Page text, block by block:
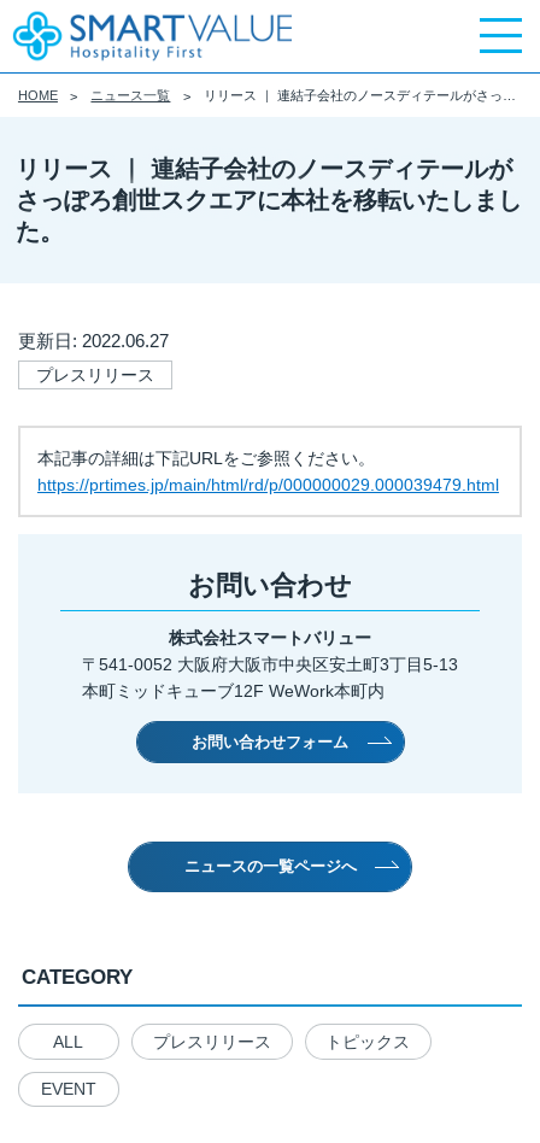
HOME ニュース一覧
リリース ｜ 連結子会社のノースディテールが
さっぽろ創世スクエアに本社を移転いたしまし
た。
更新日: 2022.06.27
プレスリリース
本記事の詳細は下記URLをご参照ください。
https://prtimes.jp/main/html/rd/p/000000029.000039479.html
お問い合わせ
株式会社スマートバリュー
〒541-0052 大阪府大阪市中央区安土町3丁目5-13
本町ミッドキューブ12F WeWork本町内
お問い合わせフォーム
ニュースの一覧ページへ
CATEGORY
ALL プレスリリース トピックス
EVENT